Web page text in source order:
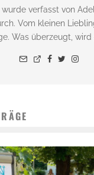
wurde verfasst von
Vom kleinen
Was überzeugt,